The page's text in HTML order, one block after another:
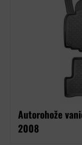
Autorohože
2008